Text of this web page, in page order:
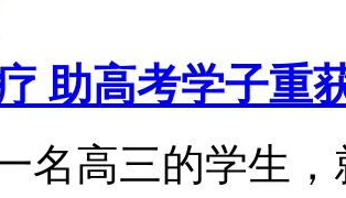
助高考学子重
名高三的学生